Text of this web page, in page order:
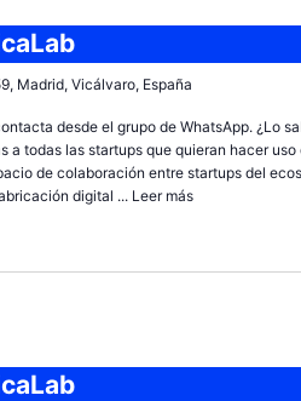
Madrid, Vicálvaro, España
desde el grupo de WhatsApp. ¿Lo
a todas las startups que quieran hacer
de colaboración entre startups del
digital ... Leer más